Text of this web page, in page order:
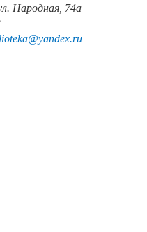
Народная, 74а
@yandex.ru